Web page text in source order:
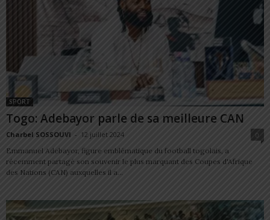
SPORT
Togo: Adebayor parle de sa meilleure CAN
Charbel SOSSOUVI - 12 juillet 2024
0
Emmanuel Adebayor, figure emblématique du football togolais, a
récemment partagé son souvenir le plus marquant des Coupes d'Afrique
des Nations (CAN) auxquelles il a...